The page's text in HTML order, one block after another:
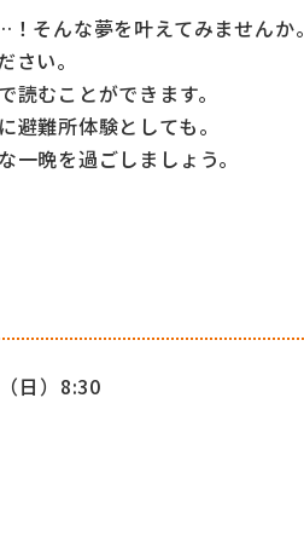
そんな夢を叶えてみませんか。
い。
むことができます。
避難所体験としても。
晩を過ごしましょう。
日）8:30